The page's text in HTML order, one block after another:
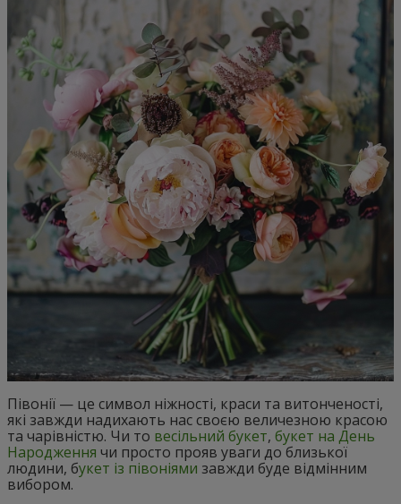
Півонії — це символ ніжності, краси та витонченості,
які завжди надихають нас своєю величезною красою
та чарівністю. Чи то весільний букет, букет на День
Народження чи просто прояв уваги до близької
людини, букет із півоніями завжди буде відмінним
вибором.